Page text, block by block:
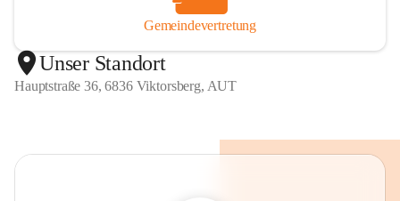
Gemeindevertretung
Unser Standort
Hauptstraße 36, 6836 Viktorsberg, AUT